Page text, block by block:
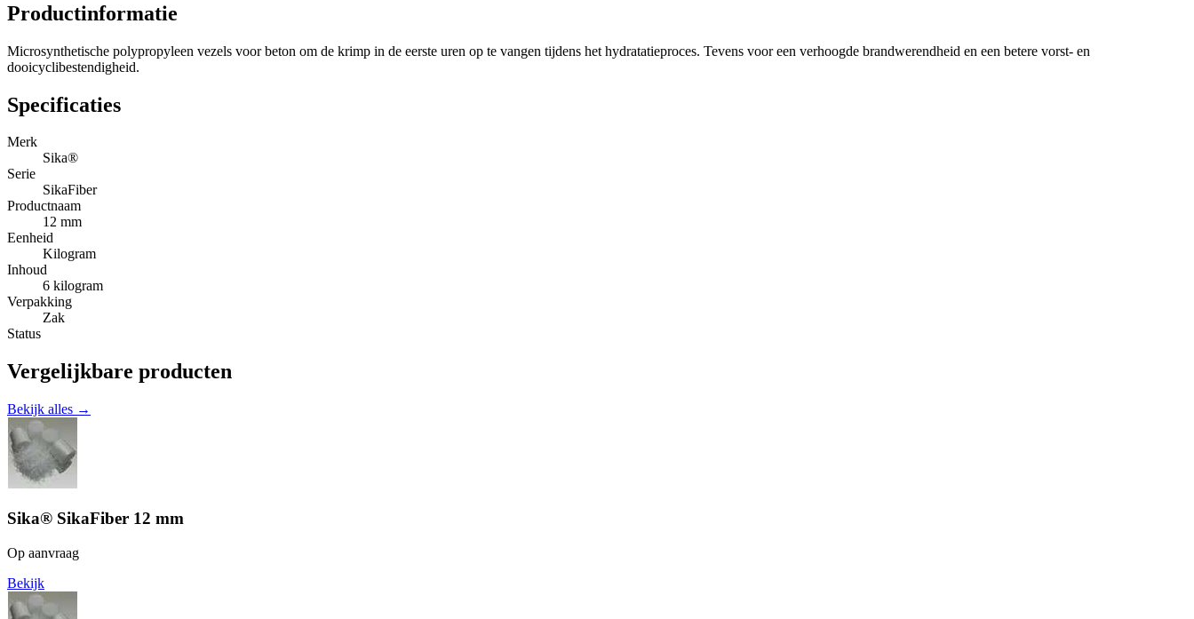
Productinformatie
Microsynthetische polypropyleen vezels voor beton om de krimp in de eerste uren op te vangen tijdens het hydratatieproces. Tevens voor een verhoogde brandwerendheid en een betere vorst- en
dooicyclibestendigheid.
Specificaties
Merk
Sika®
Serie
SikaFiber
Productnaam
12 mm
Eenheid
Kilogram
Inhoud
6 kilogram
Verpakking
Zak
Status
Vergelijkbare producten
Bekijk alles →
Sika® SikaFiber 12 mm
Op aanvraag
Bekijk